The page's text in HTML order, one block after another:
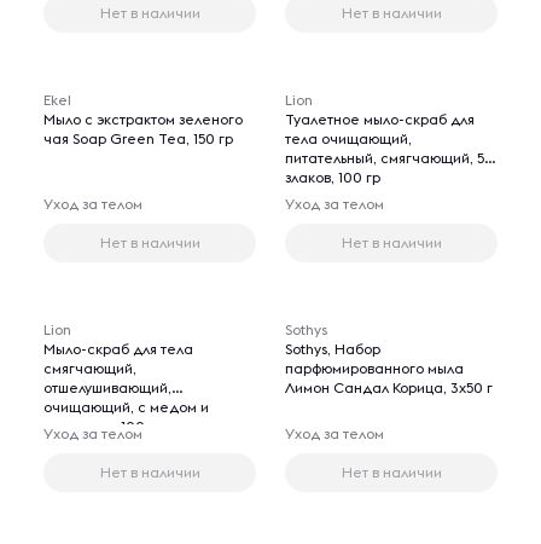
Нет в наличии Нет в наличии
Ekel
Мыло с экстрактом зеленого
чая Soap Green Tea, 150 гр
Уход за телом
Нет в наличии
Lion
Туалетное мыло-скраб для
тела очищающий,
питательный, смягчающий, 5
злаков, 100 гр
Уход за телом
Нет в наличии
Lion
Мыло-скраб для тела
смягчающий,
отшелушивающий,
очищающий, с медом и
каштаном, 100 гр
Уход за телом
Нет в наличии
Sothys
Sothys, Набор
парфюмированного мыла
Лимон Сандал Корица, 3х50 г
Уход за телом
Нет в наличии